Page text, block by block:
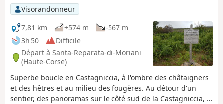
Visorandonneur
7,81 km
+574 m
-567 m
3h 50
Difficile
Départ à Santa-Reparata-di-Moriani
(Haute-Corse)
Superbe boucle en Castagniccia, à l'ombre des châtaigners
et des hêtres et au milieu des fougères. Au détour d'un
sentier, des panoramas sur le côté sud de la Castagniccia, la